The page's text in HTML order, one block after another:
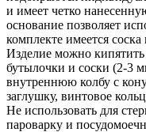
и имеет четко
основание позволяет
комплекте имеется соска
Изделие можно кипятить
бутылочки и соски (2-3
внутреннюю колбу с
заглушку, винтовое
Не использовать для
пароварку и